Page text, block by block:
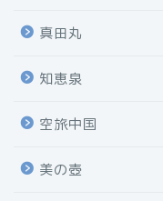
真田丸
知恵泉
空旅中国
美の壺